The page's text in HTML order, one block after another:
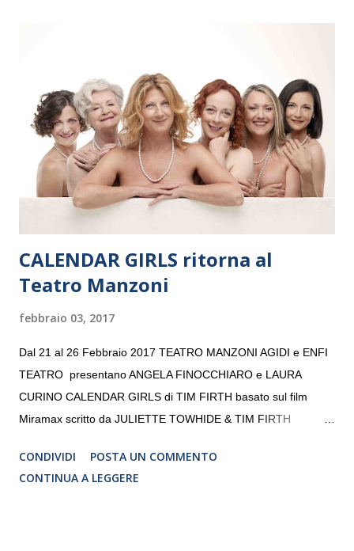
“Settembre dell’Accademia” dove si esibirà per il secondo anno
consecutivo. Il pubblico milanese avrà il piacere di applaudire i
giovani artisti della Baltic Sea Youth Philharmonic per la quarta
volta. L’orchestra, fondata nel 2008 da Kristjan Järvi (affiancato
da un prestigioso consiglio di consulent...
CALENDAR GIRLS ritorna al
Teatro Manzoni
febbraio 03, 2017
Dal 21 al 26 Febbraio 2017 TEATRO MANZONI AGIDI e ENFI
TEATRO presentano ANGELA FINOCCHIARO e LAURA
CURINO CALENDAR GIRLS di TIM FIRTH basato sul film
Miramax scritto da JULIETTE TOWHIDE & TIM FIRTH
CRISTINA PEZZOLI
CONDIVIDI
POSTA UN COMMENTO
CONTINUA A LEGGERE